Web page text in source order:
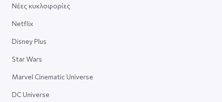
Νέες κυκλοφορίες
Netflix
Disney Plus
Star Wars
Marvel Cinematic Universe
DC Universe